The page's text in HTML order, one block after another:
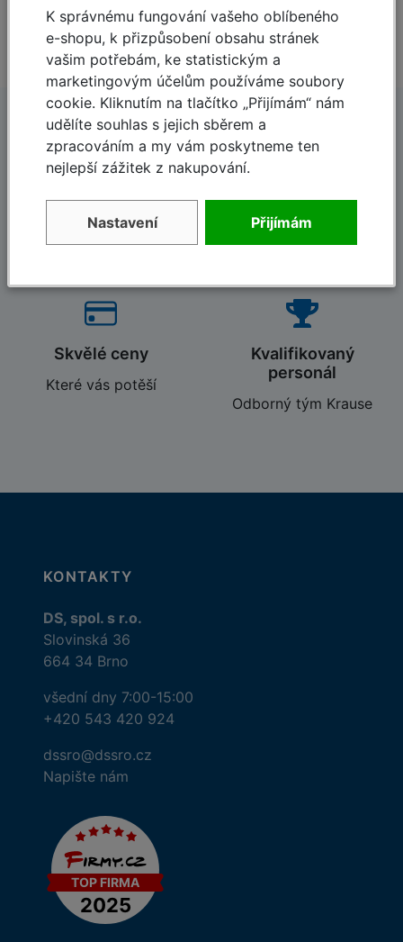
Dlouholetá tradice
120-letá tradice,
založeno 1900
Rychlé dodání
Dodávky do 48 hodin
Skvělé ceny
Které vás potěší
Kvalifikovaný
personál
Odborný tým Krause
KONTAKTY
DS, spol. s r.o.
Slovinská 36
664 34 Brno
všední dny 7:00-15:00
+420 543 420 924
dssro@dssro.cz
Napište nám
K správnému fungování vašeho oblíbeného
e-shopu, k přizpůsobení obsahu stránek
vašim potřebám, ke statistickým a
marketingovým účelům používáme soubory
cookie. Kliknutím na tlačítko „Přijímám“ nám
udělíte souhlas s jejich sběrem a
zpracováním a my vám poskytneme ten
nejlepší zážitek z nakupování.
Nastavení Přijímám